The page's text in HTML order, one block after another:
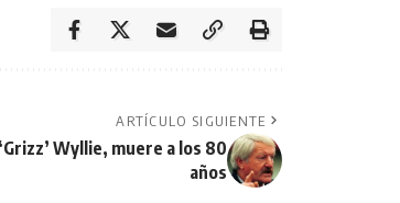
ARTÍCULO SIGUIENTE
Wyllie, muere a los 80
años